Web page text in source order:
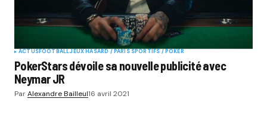
ACTUSFOOTBALLJEUX HASARD / PARIS SPORTIFS / POKER
PokerStars dévoile sa nouvelle publicité avec
Neymar JR
ParAlexandre Bailleul16 avril 2021